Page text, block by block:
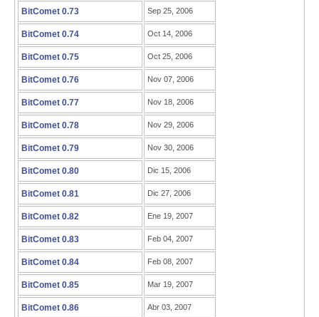
BitComet 0.73 Sep 25, 2006
BitComet 0.74 Oct 14, 2006
BitComet 0.75 Oct 25, 2006
BitComet 0.76 Nov 07, 2006
BitComet 0.77 Nov 18, 2006
BitComet 0.78 Nov 29, 2006
BitComet 0.79 Nov 30, 2006
BitComet 0.80 Dic 15, 2006
BitComet 0.81 Dic 27, 2006
BitComet 0.82 Ene 19, 2007
BitComet 0.83 Feb 04, 2007
BitComet 0.84 Feb 08, 2007
BitComet 0.85 Mar 19, 2007
BitComet 0.86 Abr 03, 2007